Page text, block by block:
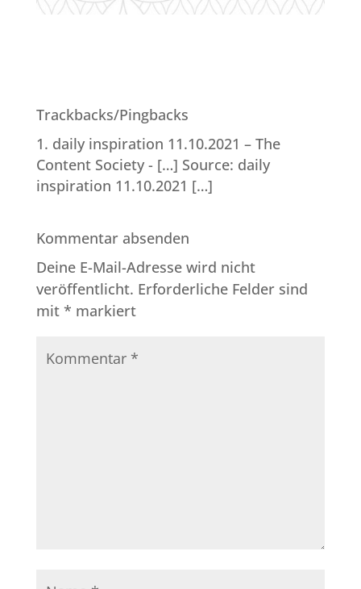
Trackbacks/Pingbacks
daily inspiration 11.10.2021 – The
Content Society- […] Source: daily
inspiration 11.10.2021 […]
Kommentar absenden
Deine E-Mail-Adresse wird nicht
veröffentlicht. Erforderliche Felder sind
mit * markiert